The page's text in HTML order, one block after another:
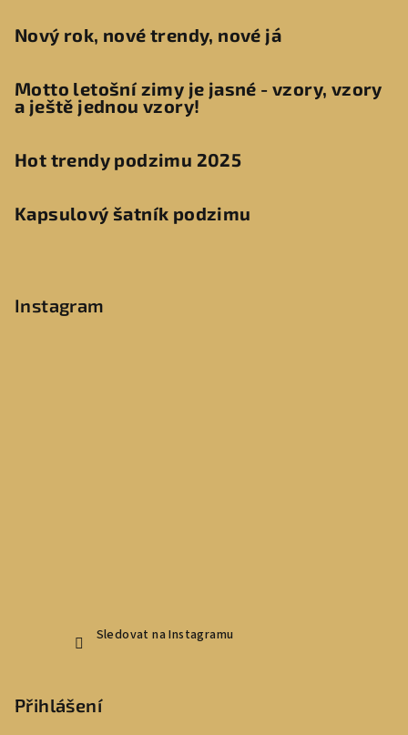
Nový rok, nové trendy, nové já
Motto letošní zimy je jasné - vzory, vzory
a ještě jednou vzory!
Hot trendy podzimu 2025
Kapsulový šatník podzimu
Instagram
Sledovat na Instagramu
Přihlášení